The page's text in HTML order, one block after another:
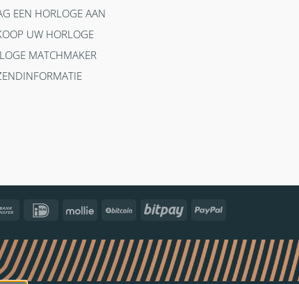
EEN HORLOGE AAN
UW HORLOGE
MATCHMAKER
Bank
IDeal Mollie BitCoin Bitpay PayPal